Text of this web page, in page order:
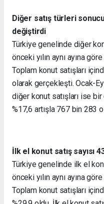
Diğer satış türleri
değiştirdi
Türkiye genelinde diğer
önceki yılın aynı ayına
Toplam konut satışları
olarak gerçekleşti. Ocak-
diğer konut satışları ise bir
%17,6 artışla 767 bin 283
İlk el konut satış sayısı
Türkiye genelinde ilk el
önceki yılın aynı ayına
Toplam konut satışları